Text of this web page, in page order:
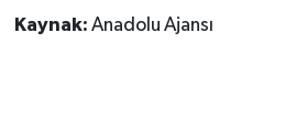
Kaynak: Anadolu Ajansı